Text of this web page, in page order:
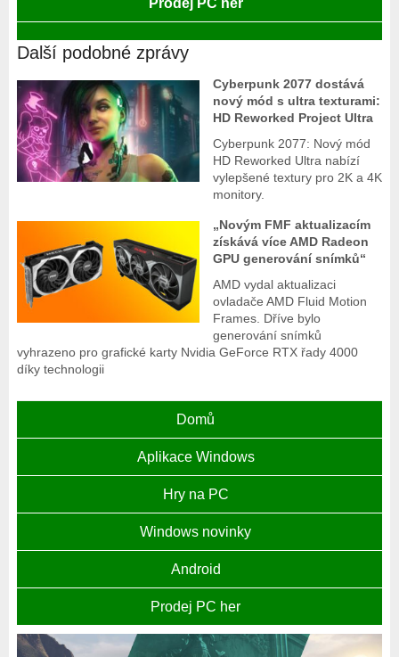
Prodej PC her
Další podobné zprávy
Cyberpunk 2077 dostává
nový mód s ultra texturami:
HD Reworked Project Ultra
Cyberpunk 2077: Nový mód
HD Reworked Ultra nabízí
vylepšené textury pro 2K a 4K
monitory.
„Novým FMF aktualizacím
získává více AMD Radeon
GPU generování snímků“
AMD vydal aktualizaci
ovladače AMD Fluid Motion
Frames. Dříve bylo
generování snímků
vyhrazeno pro grafické karty Nvidia GeForce RTX řady 4000
díky technologii
Domů
Aplikace Windows
Hry na PC
Windows novinky
Android
Prodej PC her